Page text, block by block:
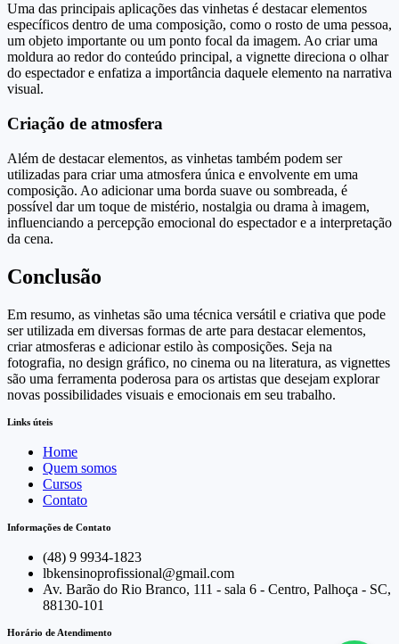
Uma das principais aplicações das vinhetas é destacar elementos
específicos dentro de uma composição, como o rosto de uma pessoa,
um objeto importante ou um ponto focal da imagem. Ao criar uma
moldura ao redor do conteúdo principal, a vignette direciona o olhar
do espectador e enfatiza a importância daquele elemento na narrativa
visual.
Criação de atmosfera
Além de destacar elementos, as vinhetas também podem ser
utilizadas para criar uma atmosfera única e envolvente em uma
composição. Ao adicionar uma borda suave ou sombreada, é
possível dar um toque de mistério, nostalgia ou drama à imagem,
influenciando a percepção emocional do espectador e a interpretação
da cena.
Conclusão
Em resumo, as vinhetas são uma técnica versátil e criativa que pode
ser utilizada em diversas formas de arte para destacar elementos,
criar atmosferas e adicionar estilo às composições. Seja na
fotografia, no design gráfico, no cinema ou na literatura, as vignettes
são uma ferramenta poderosa para os artistas que desejam explorar
novas possibilidades visuais e emocionais em seu trabalho.
Links úteis
Home
Quem somos
Cursos
Contato
Informações de Contato
(48) 9 9934-1823
lbkensinoprofissional@gmail.com
Av. Barão do Rio Branco, 111 - sala 6 - Centro, Palhoça - SC,
88130-101
Horário de Atendimento